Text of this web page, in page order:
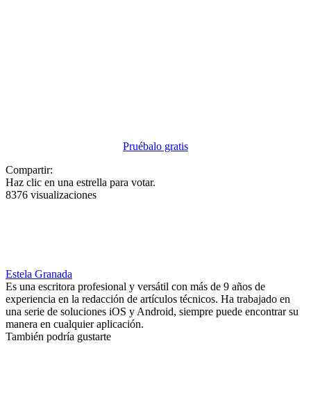
Pruébalo gratis
Compartir:
Haz clic en una estrella para votar.
8376 visualizaciones
Estela Granada
Es una escritora profesional y versátil con más de 9 años de
experiencia en la redacción de artículos técnicos. Ha trabajado en
una serie de soluciones iOS y Android, siempre puede encontrar su
manera en cualquier aplicación.
También podría gustarte